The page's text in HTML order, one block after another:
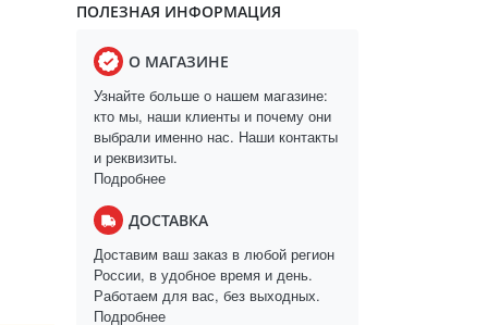
ПОЛЕЗНАЯ ИНФОРМАЦИЯ
О МАГАЗИНЕ
Узнайте больше о нашем магазине:
кто мы, наши клиенты и почему они
выбрали именно нас. Наши контакты
и реквизиты.
Подробнее
ДОСТАВКА
Доставим ваш заказ в любой регион
России, в удобное время и день.
Работаем для вас, без выходных.
Подробнее